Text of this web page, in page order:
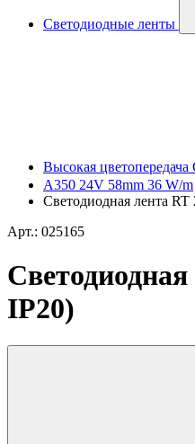
Светодиодные ленты
Высокая цветопередача
A350 24V 58mm 36 W/m
Светодиодная лента
Арт.: 025165
IP20)